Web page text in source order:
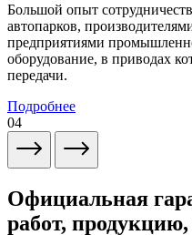
Большой опыт
автопарков,
предприятиями
оборудование, в приводах
передачи.
Подробнее
04
Официальная
работ,